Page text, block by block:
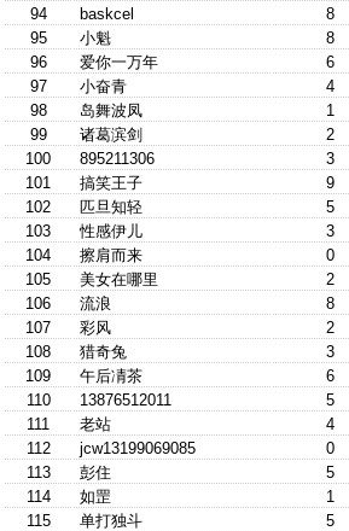
94
baskcel 8
95
小魁 8
96
爱你一万年 6
97
小奋青 4
98
岛舞波凤 1
99
诸葛滨剑 2
100
895211306 3
101
搞笑王子 9
102
匹旦知轻 5
103
性感伊儿 3
104
擦肩而来 0
105
美女在哪里 2
106
流浪 8
107
彩风 2
108
猎奇兔 3
109
午后凊茶 6
110
13876512011 5
111
老站 4
112
jcw13199069085 0
113
彭住 5
114
如罡 1
115
单打独斗 5